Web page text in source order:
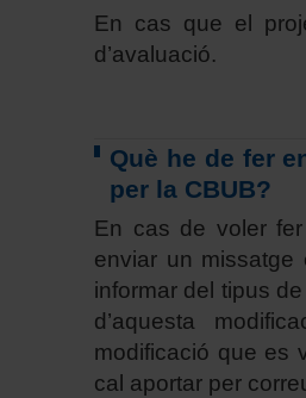
En cas que el
d’avaluació.
Què he de fer
per la CBUB?
En cas de voler
enviar un missatge
informar del tipus
d’aquesta
modificació que es
cal aportar per